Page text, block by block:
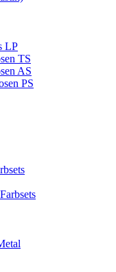
LP
TS
AS
PS